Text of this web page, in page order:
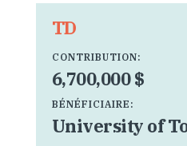
TD
CONTRIBUTION:
6,700,000 $
BÉNÉFICIAIRE:
University of